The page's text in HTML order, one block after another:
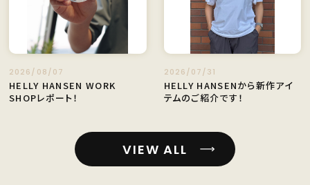
2026/08/07
HELLY HANSEN WORK
SHOPレポート！
2026/07/31
HELLY HANSENから新作アイ
テムのご紹介です！
VIEW ALL